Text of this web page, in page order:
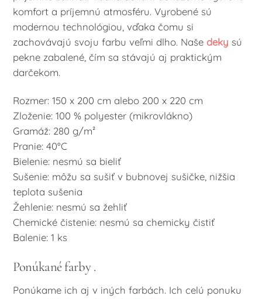
komfort a príjemnú atmosféru. Vyrobené sú
modernou technológiou, vďaka čomu si
zachovávajú svoju farbu veľmi dlho. Naše deky sú
pekne zabalené, čím sa stávajú aj praktickým
darčekom.
Rozmer: 150 x 200 cm alebo 200 x 220 cm
Zloženie: 100 % polyester (mikrovlákno)
Gramáž: 280 g/m²
Pranie: 40°C
Bielenie: nesmú sa bieliť
Sušenie: môžu sa sušiť v bubnovej sušičke, nižšia
teplota sušenia
Žehlenie: nesmú sa žehliť
Chemické čistenie: nesmú sa chemicky čistiť
Balenie: 1 ks
Ponúkané farby .
Ponúkame ich aj v iných farbách. Ich celú ponuku